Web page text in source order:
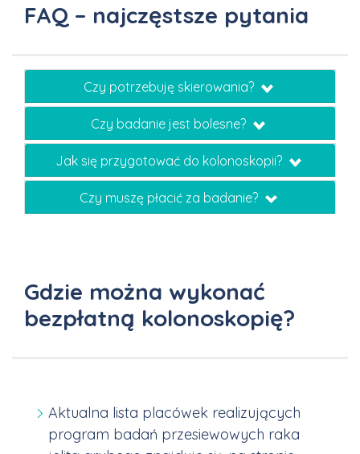
FAQ – najczęstsze pytania
Czy potrzebuję skierowania?
Czy badanie jest bolesne?
Jak się przygotować do kolonoskopii?
Czy muszę płacić za badanie?
Gdzie można wykonać
bezpłatną kolonoskopię?
Aktualna lista placówek realizujących
program badań przesiewowych raka